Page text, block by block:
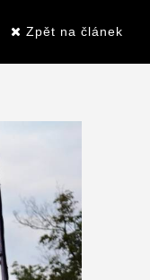
Zpět na článek